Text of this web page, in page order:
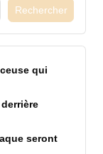
Rechercher
qui
seront